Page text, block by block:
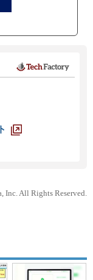
Inc. All Rights Reserved.